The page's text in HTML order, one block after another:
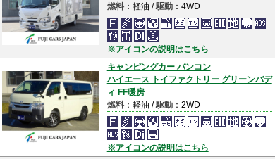
燃料：軽油 /駆動：4WD
※アイコンの説明はこちら
キャンピングカー バンコン
ハイエース トイファクトリー グリーンバデ
ィ FF暖房
燃料：軽油 /駆動：2WD
※アイコンの説明はこちら